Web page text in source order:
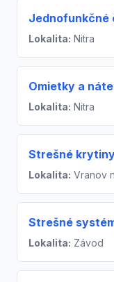
Jednofunkčné
Lokalita: Nitra
Omietky a
Lokalita: Nitra
Strešné
Lokalita: Vranov
Strešné
Lokalita: Závod